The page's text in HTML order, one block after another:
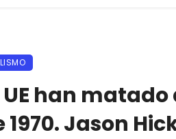
UE han matado
Jason